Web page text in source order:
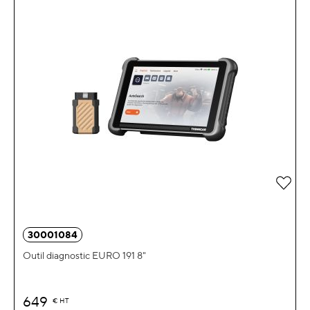
30001084
Outil diagnostic EURO 191 8"
649 € HT